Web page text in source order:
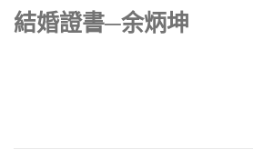
結婚證書─余炳坤